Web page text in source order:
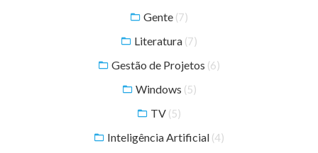
Gente (7)
Literatura (7)
Gestão de Projetos (6)
Windows (5)
TV (5)
Inteligência Artificial (4)